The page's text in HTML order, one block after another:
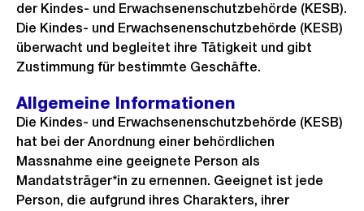
der Kindes- und Erwachsenenschutzbehörde (KESB).
Die Kindes- und Erwachsenenschutzbehörde (KESB)
überwacht und begleitet ihre Tätigkeit und gibt
Zustimmung für bestimmte Geschäfte.
Allgemeine Informationen
Die Kindes- und Erwachsenenschutzbehörde (KESB)
hat bei der Anordnung einer behördlichen
Massnahme eine geeignete Person als
Mandatsträger*in zu ernennen. Geeignet ist jede
Person, die aufgrund ihres Charakters, ihrer